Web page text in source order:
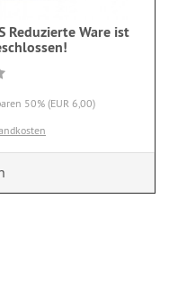
Reduzierte Ware ist
50% (EUR 6,00)